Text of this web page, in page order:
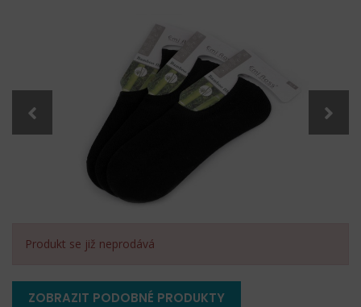
Produkt se již neprodává
ZOBRAZIT PODOBNÉ PRODUKTY